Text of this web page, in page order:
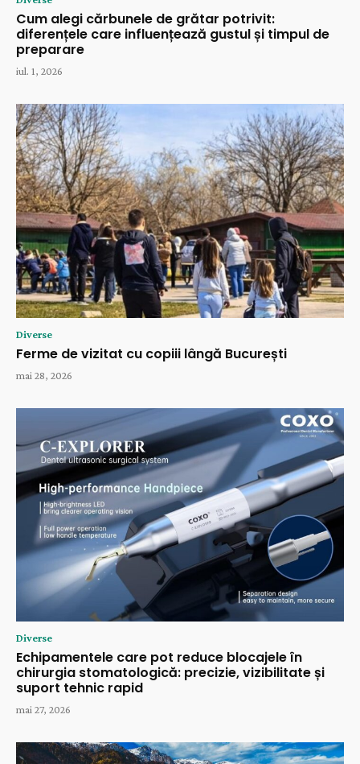
Cum alegi cărbunele de grătar potrivit:
diferențele care influențează gustul și timpul de
preparare
iul. 1, 2026
Diverse
Ferme de vizitat cu copiii lângă București
mai 28, 2026
Diverse
Echipamentele care pot reduce blocajele în
chirurgia stomatologică: precizie, vizibilitate și
suport tehnic rapid
mai 27, 2026